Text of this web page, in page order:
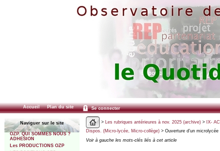
Accueil Plan du site Se connecter
Naviguer sur le site
OZP. QUI SOMMES NOUS ?
ADHESION
Les PRODUCTIONS OZP
> Les rubriques antérieures à nov. 2025 (archive)> IX-
Dispos. (Micro-lycée, Micro-collège)> Ouverture d’un microlycée
Voir à gauche les mots-clés liés à cet article